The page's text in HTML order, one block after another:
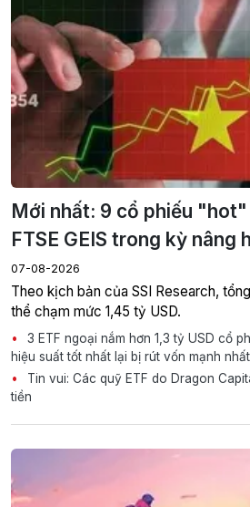
Mới nhất: 9 cổ phiếu
FTSE GEIS trong kỳ nâng
07-08-2026
Theo kịch bản của SSI Research,
thể chạm mức 1,45 tỷ USD.
3 ETF ngoại nắm hơn 1,3 tỷ USD cổ
hiệu suất tốt nhất lại bị rút vốn mạnh nhất
Tin vui: Các quỹ ETF do Dragon
tiền